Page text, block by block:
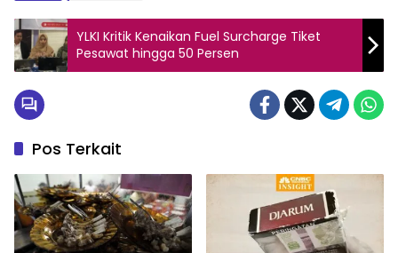
YLKI Kritik Kenaikan Fuel Surcharge Tiket
Pesawat hingga 50 Persen
Pos Terkait